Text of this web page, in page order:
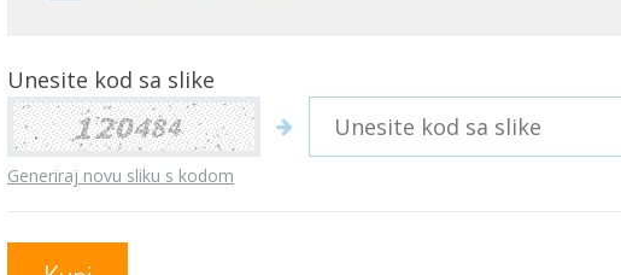
Generiraj novu sliku s kodom
Unesite kod sa slike